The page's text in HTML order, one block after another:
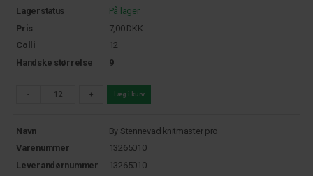
Lagerstatus
På lager
Pris
7,00 DKK
Colli
12
Handske størrelse
9
- + Læg i kurv
Navn
By Stennevad knitmaster pro
Varenummer
13265010
Leverandørnummer
13265010